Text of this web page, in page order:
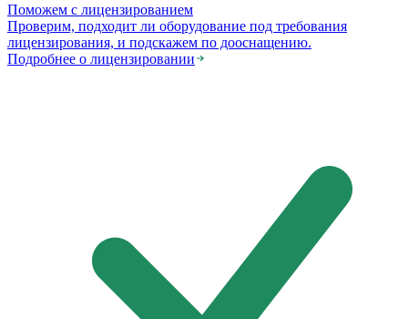
Поможем с лицензированием
Проверим, подходит ли оборудование под требования
лицензирования, и подскажем по дооснащению.
Подробнее о лицензировании